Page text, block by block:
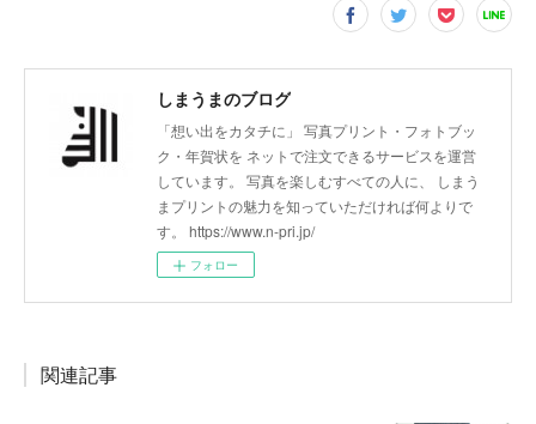
しまうまのブログ
「想い出をカタチに」 写真プリント・フォトブッ
ク・年賀状を ネットで注文できるサービスを運営
しています。 写真を楽しむすべての人に、 しまう
まプリントの魅力を知っていただければ何よりで
す。 https://www.n-pri.jp/
フォロー
関連記事